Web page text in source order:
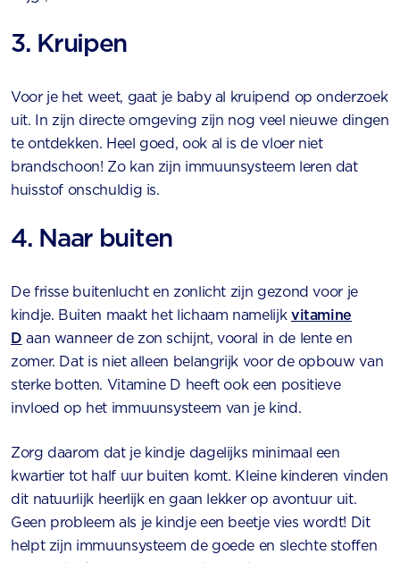
3. Kruipen
Voor je het weet, gaat je baby al kruipend op onderzoek
uit. In zijn directe omgeving zijn nog veel nieuwe dingen
te ontdekken. Heel goed, ook al is de vloer niet
brandschoon! Zo kan zijn immuunsysteem leren dat
huisstof onschuldig is.
4. Naar buiten
De frisse buitenlucht en zonlicht zijn gezond voor je
kindje. Buiten maakt het lichaam namelijk vitamine
D aan wanneer de zon schijnt, vooral in de lente en
zomer. Dat is niet alleen belangrijk voor de opbouw van
sterke botten. Vitamine D heeft ook een positieve
invloed op het immuunsysteem van je kind.
Zorg daarom dat je kindje dagelijks minimaal een
kwartier tot half uur buiten komt. Kleine kinderen vinden
dit natuurlijk heerlijk en gaan lekker op avontuur uit.
Geen probleem als je kindje een beetje vies wordt! Dit
helpt zijn immuunsysteem de goede en slechte stoffen